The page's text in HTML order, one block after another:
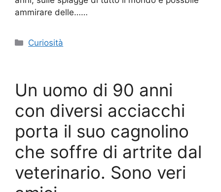
ammirare delle……
Categorie
Curiosità
Un uomo di 90 anni
con diversi acciacchi
porta il suo cagnolino
che soffre di artrite dal
veterinario. Sono veri